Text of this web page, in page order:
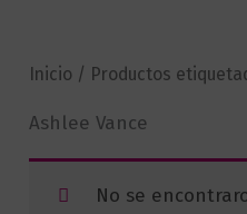
Inicio / Productos
Ashlee Vance
No se